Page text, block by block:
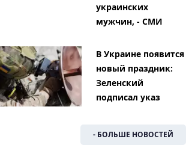
украинских
мужчин, - СМИ
В Украине появится
новый праздник:
Зеленский
подписал указ
- БОЛЬШЕ НОВОСТЕЙ